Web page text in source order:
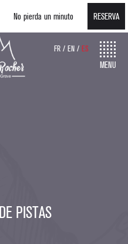
MENU
No pierda un minuto RESERVA
PISTAS
FR EN ES